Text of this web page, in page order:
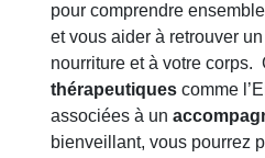
pour comprendre
et vous aider à retrouver
nourriture et à votre corps.
thérapeutiques comme
associées à un
bienveillant, vous pourrez